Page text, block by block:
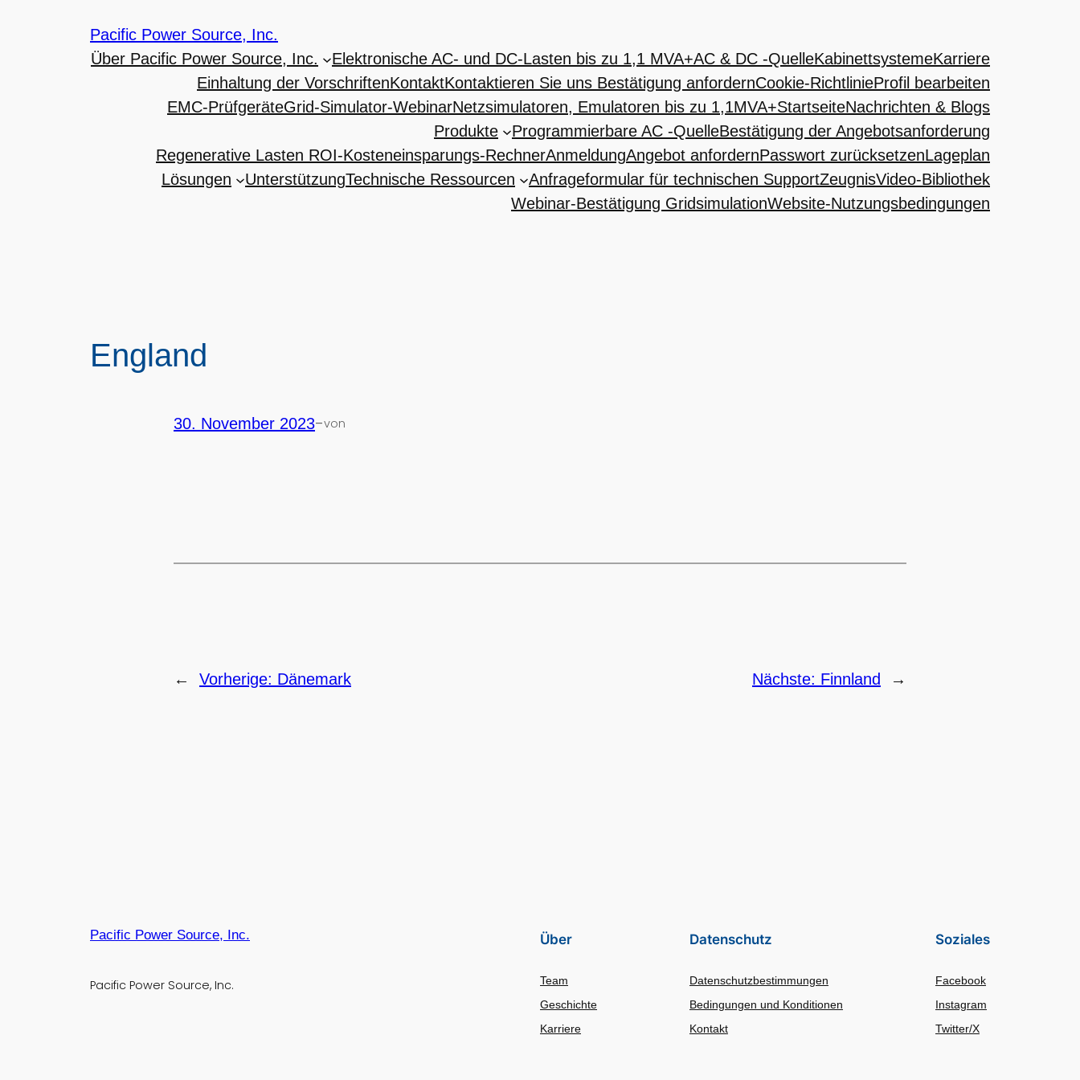
Pacific Power Source, Inc.
Über Pacific Power Source, Inc.
Elektronische AC- und DC-Lasten bis zu 1,1 MVA+AC & DC -QuelleKabinettsystemeKarriere
Einhaltung der VorschriftenKontaktKontaktieren Sie uns Bestätigung anfordernCookie-RichtlinieProfil bearbeiten
EMC-PrüfgeräteGrid-Simulator-WebinarNetzsimulatoren, Emulatoren bis zu 1,1MVA+StartseiteNachrichten & Blogs
Produkte
Programmierbare AC -QuelleBestätigung der Angebotsanforderung
Regenerative Lasten ROI-Kosteneinsparungs-RechnerAnmeldungAngebot anfordernPasswort zurücksetzenLageplan
Lösungen
UnterstützungTechnische Ressourcen Anfrageformular für technischen SupportZeugnisVideo-Bibliothek
Webinar-Bestätigung GridsimulationWebsite-Nutzungsbedingungen
England
30. November 2023-von
← Vorherige: Dänemark Nächste: Finnland →
Pacific Power Source, Inc.
Pacific Power Source, Inc.
Über
Team
Geschichte
Karriere
Datenschutz
Datenschutzbestimmungen
Bedingungen und Konditionen
Kontakt
Soziales
Facebook
Instagram
Twitter/X